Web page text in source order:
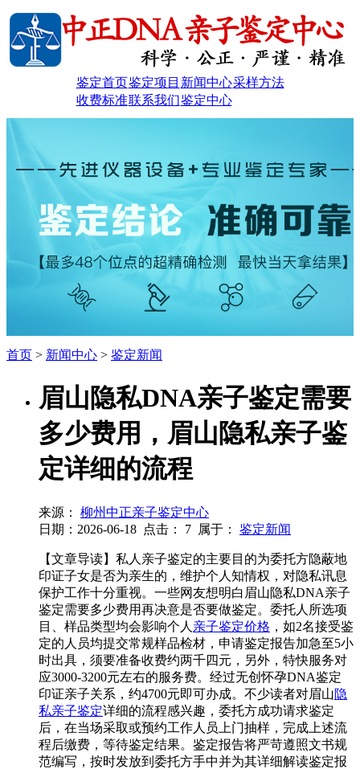
鉴定首页鉴定项目 新闻中心采样方法
收费标准联系我们鉴定中心
首页 > 新闻中心 > 鉴定新闻
眉山隐私DNA亲子鉴定需要
多少费用，眉山隐私亲子鉴
定详细的流程
来源：
柳州中正亲子鉴定中心
日期：2026-06-18 点击： 7 属于： 鉴定新闻
【文章导读】私人亲子鉴定的主要目的为委托方隐蔽地
印证子女是否为亲生的，维护个人知情权，对隐私讯息
保护工作十分重视。一些网友想明白眉山隐私DNA亲子
鉴定需要多少费用再决意是否要做鉴定。委托人所选项
目、样品类型均会影响个人 亲子鉴定价格 ，如2名接受鉴
定的人员均提交常规样品检材，申请鉴定报告加急至5小
时出具，须要准备收费约两千四元，另外，特快服务对
应3000-3200元左右的服务费。经过无创怀孕DNA鉴定
印证亲子关系，约4700元即可办成。不少读者对眉山隐
私亲子鉴定详细的流程感兴趣，委托方成功请求鉴定
后，在当场采取或预约工作人员上门抽样，完成上述流
程后缴费，等待鉴定结果。鉴定报告将严苛遵照文书规
范编写，按时发放到委托方手中并为其详细解读鉴定报